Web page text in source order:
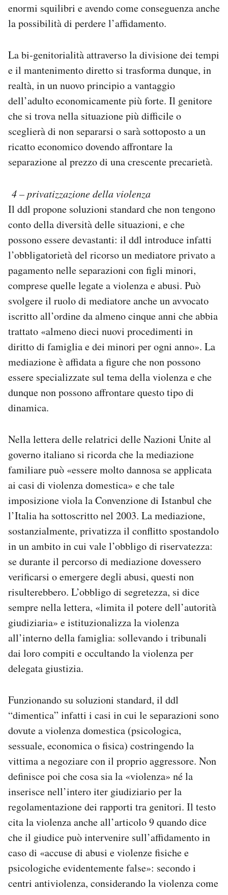
enormi squilibri e avendo come conseguenza anche
la possibilità di perdere l’affidamento.
La bi-genitorialità attraverso la divisione dei tempi
e il mantenimento diretto si trasforma dunque, in
realtà, in un nuovo principio a vantaggio
dell’adulto economicamente più forte. Il genitore
che si trova nella situazione più difficile o
sceglierà di non separarsi o sarà sottoposto a un
ricatto economico dovendo affrontare la
separazione al prezzo di una crescente precarietà.
4 – privatizzazione della violenza
Il ddl propone soluzioni standard che non tengono
conto della diversità delle situazioni, e che
possono essere devastanti: il ddl introduce infatti
l’obbligatorietà del ricorso un mediatore privato a
pagamento nelle separazioni con figli minori,
comprese quelle legate a violenza e abusi. Può
svolgere il ruolo di mediatore anche un avvocato
iscritto all’ordine da almeno cinque anni che abbia
trattato «almeno dieci nuovi procedimenti in
diritto di fami­glia e dei minori per ogni anno». La
mediazione è affidata a figure che non possono
essere specializzate sul tema della violenza e che
dunque non possono affrontare questo tipo di
dinamica.
Nella lettera delle relatrici delle Nazioni Unite al
governo italiano si ricorda che la mediazione
familiare può «essere molto dannosa se applicata
ai casi di violenza domestica» e che tale
imposizione viola la Convenzione di Istanbul che
l’Italia ha sottoscritto nel 2003. La mediazione,
sostanzialmente, privatizza il conflitto spostandolo
in un ambito in cui vale l’obbligo di riservatezza:
se durante il percorso di mediazione dovessero
verificarsi o emergere degli abusi, questi non
risulterebbero. L’obbligo di segretezza, si dice
sempre nella lettera, «limita il potere dell’autorità
giudiziaria» e istituzionalizza la violenza
all’interno della famiglia: sollevando i tribunali
dai loro compiti e occultando la violenza per
delegata giustizia.
Funzionando su soluzioni standard, il ddl
“dimentica” infatti i casi in cui le separazioni sono
dovute a violenza domestica (psicologica,
sessuale, economica o fisica) costringendo la
vittima a negoziare con il proprio aggressore. Non
definisce poi che cosa sia la «violenza» né la
inserisce nell’intero iter giudiziario per la
regolamentazione dei rapporti tra genitori. Il testo
cita la violenza anche all’articolo 9 quando dice
che il giudice può intervenire sull’affidamento in
caso di «accuse di abusi e violenze fisiche e
psicologiche evidentemente false»: secondo i
centri antiviolenza, considerando la violenza come